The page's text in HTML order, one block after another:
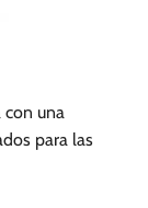
con una
para las